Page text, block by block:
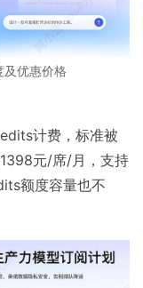
优惠价格
计费，标准被
元/席/月，支持
额度容量也不